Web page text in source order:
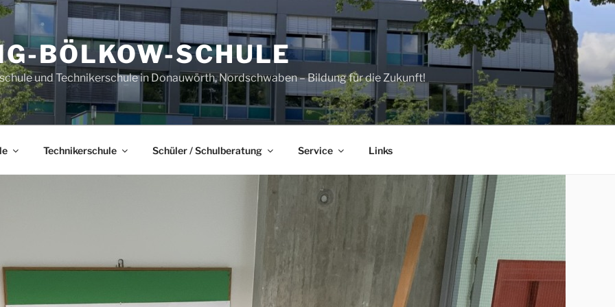
BÖLKOW-SCHULE
und Technikerschule in Donauwörth, Nordschwaben – Bildung für die Zukunft!
Technikerschule Schüler / Schulberatung Service Links